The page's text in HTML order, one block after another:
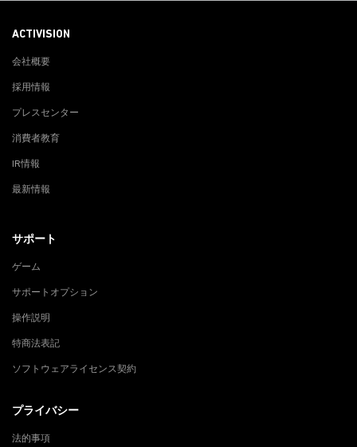
ACTIVISION
会社概要
採用情報
プレスセンター
消費者教育
IR情報
最新情報
サポート
ゲーム
サポートオプション
操作説明
特商法表記
ソフトウェアライセンス契約
プライバシー
法的事項